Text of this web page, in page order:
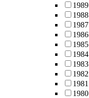
1989
1988
1987
1986
1985
1984
1983
1982
1981
1980